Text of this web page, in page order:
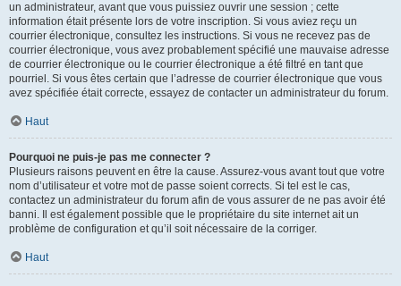
un administrateur, avant que vous puissiez ouvrir une session ; cette
information était présente lors de votre inscription. Si vous aviez reçu un
courrier électronique, consultez les instructions. Si vous ne recevez pas de
courrier électronique, vous avez probablement spécifié une mauvaise adresse
de courrier électronique ou le courrier électronique a été filtré en tant que
pourriel. Si vous êtes certain que l’adresse de courrier électronique que vous
avez spécifiée était correcte, essayez de contacter un administrateur du forum.
Haut
Pourquoi ne puis-je pas me connecter ?
Plusieurs raisons peuvent en être la cause. Assurez-vous avant tout que votre
nom d’utilisateur et votre mot de passe soient corrects. Si tel est le cas,
contactez un administrateur du forum afin de vous assurer de ne pas avoir été
banni. Il est également possible que le propriétaire du site internet ait un
problème de configuration et qu’il soit nécessaire de la corriger.
Haut